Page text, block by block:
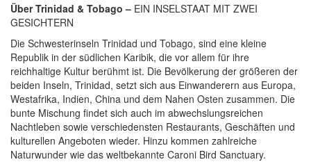
Über Trinidad & Tobago – EIN INSELSTAAT MIT ZWEI
GESICHTERN
Die Schwesterinseln Trinidad und Tobago, sind eine kleine
Republik in der südlichen Karibik, die vor allem für ihre
reichhaltige Kultur berühmt ist. Die Bevölkerung der größeren der
beiden Inseln, Trinidad, setzt sich aus Einwanderern aus Europa,
Westafrika, Indien, China und dem Nahen Osten zusammen. Die
bunte Mischung findet sich auch im abwechslungsreichen
Nachtleben sowie verschiedensten Restaurants, Geschäften und
kulturellen Angeboten wieder. Hinzu kommen zahlreiche
Naturwunder wie das weltbekannte Caroni Bird Sanctuary.